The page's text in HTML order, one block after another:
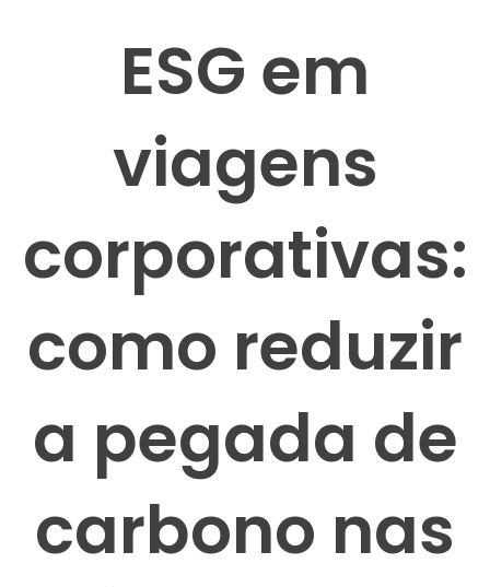
ESG em
viagens
corporativas:
como reduzir
a pegada de
carbono nas